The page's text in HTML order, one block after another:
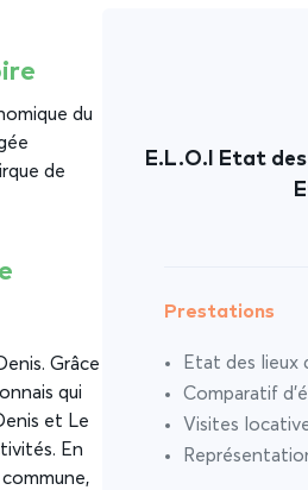
du
de
Grâce
qui
et Le
En
E.L.O.I Etat
Prestations
Etat des lieux
Comparatif
Visites